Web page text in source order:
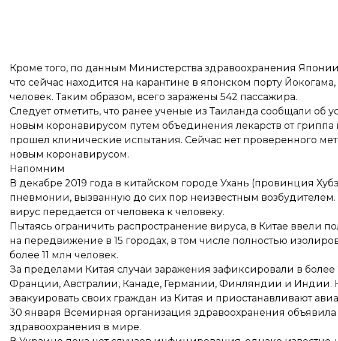
Кроме того, по данным Министерства здравоохранения
что сейчас находится на карантине в японском порту
человек. Таким образом, всего заражены 542 пассажира.
Следует отметить, что ранее ученые из Таиланда сообщали об
новым коронавирусом путем объединения лекарств от гриппа
прошел клинические испытания. Сейчас нет проверенного
новым коронавирусом.
Напомним
В декабре 2019 года в китайском городе Ухань (провинция
пневмонии, вызванную до сих пор неизвестным возбудителем.
вирус передается от человека к человеку.
Пытаясь ограничить распространение вируса, в Китае ввели
на передвижение в 15 городах, в том числе полностью
более 11 млн человек.
За пределами Китая случаи заражения зафиксировали в более
Франции, Австралии, Канаде, Германии, Финляндии и Индии.
эвакуировать своих граждан из Китая и приостанавливают
30 января Всемирная организация здравоохранения объявила
здравоохранения в мире.